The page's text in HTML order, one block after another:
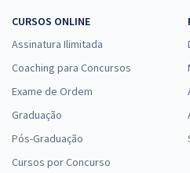
CURSOS ONLINE
Assinatura Ilimitada
Coaching para Concursos
Exame de Ordem
Graduação
Pós-Graduação
Cursos por Concurso